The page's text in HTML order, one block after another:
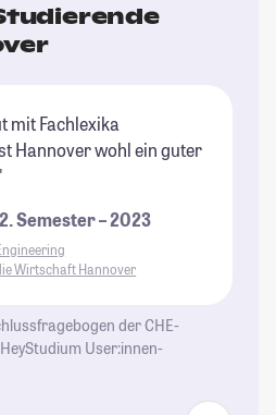
mit Fachlexika
Hannover wohl ein guter
Semester – 2023
Wirtschaft Hannover
der CHE-
User:innen-